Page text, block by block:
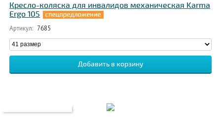
Кресло-коляска для инвалидов механическая Karma
Ergo 105
Артикул: 7685